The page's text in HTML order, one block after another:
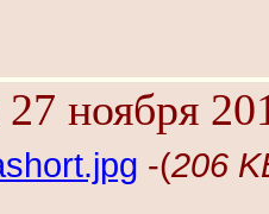
ноября
-(206